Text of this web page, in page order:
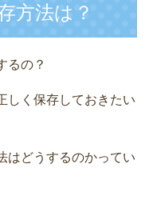
方法は？
るの？
しく保存しておきたい
はどうするのかってい